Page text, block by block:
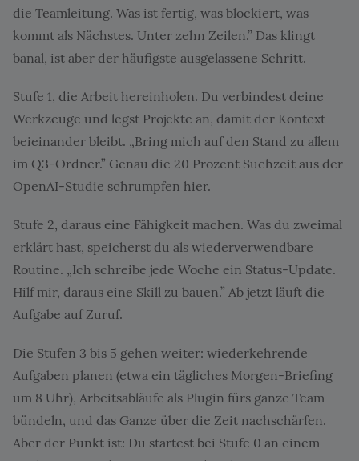
die Teamleitung. Was ist fertig, was blockiert, was
kommt als Nächstes. Unter zehn Zeilen.” Das klingt
banal, ist aber der häufigste ausgelassene Schritt.
Stufe 1, die Arbeit hereinholen. Du verbindest deine
Werkzeuge und legst Projekte an, damit der Kontext
beieinander bleibt. „Bring mich auf den Stand zu allem
im Q3-Ordner.” Genau die 20 Prozent Suchzeit aus der
OpenAI-Studie schrumpfen hier.
Stufe 2, daraus eine Fähigkeit machen. Was du zweimal
erklärt hast, speicherst du als wiederverwendbare
Routine. „Ich schreibe jede Woche ein Status-Update.
Hilf mir, daraus eine Skill zu bauen.” Ab jetzt läuft die
Aufgabe auf Zuruf.
Die Stufen 3 bis 5 gehen weiter: wiederkehrende
Aufgaben planen (etwa ein tägliches Morgen-Briefing
um 8 Uhr), Arbeitsabläufe als Plugin fürs ganze Team
bündeln, und das Ganze über die Zeit nachschärfen.
Aber der Punkt ist: Du startest bei Stufe 0 an einem